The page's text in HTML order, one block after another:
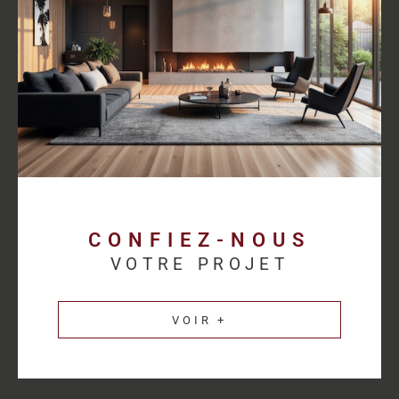
Découvrez lesannonces immobilières professionnelles au
Havreet bénéficiez d’un accompagnement sur mesure pour
concrétiser votre projet.
Une estimation
immobilière précise pour
parfaite connaissance du marché et des spécificités de chaque
secteur d’activité. HM Immo-Pro réalise des estimations fiables
CONFIEZ-NOUS
VOTRE PROJET
VOIR +